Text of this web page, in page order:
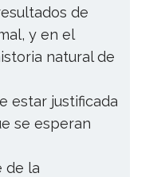
de
y en el
natural de
estar justificada
se esperan
de la